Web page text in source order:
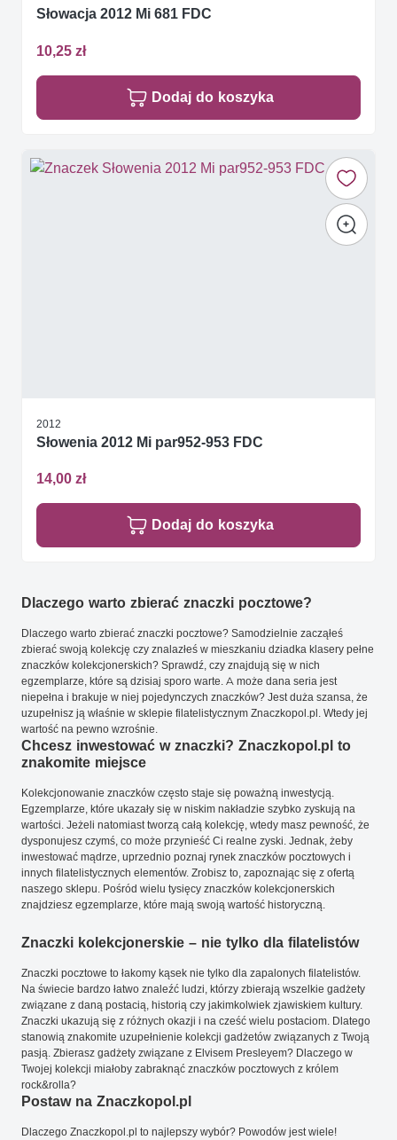
Słowacja 2012 Mi 681 FDC
10,25 zł
Dodaj do koszyka
2012
Słowenia 2012 Mi par952-953 FDC
14,00 zł
Dodaj do koszyka
Dlaczego warto zbierać znaczki pocztowe?
Dlaczego warto zbierać znaczki pocztowe? Samodzielnie zacząłeś
zbierać swoją kolekcję czy znalazłeś w mieszkaniu dziadka klasery pełne
znaczków kolekcjonerskich? Sprawdź, czy znajdują się w nich
egzemplarze, które są dzisiaj sporo warte. A może dana seria jest
niepełna i brakuje w niej pojedynczych znaczków? Jest duża szansa, że
uzupełnisz ją właśnie w sklepie filatelistycznym Znaczkopol.pl. Wtedy jej
wartość na pewno wzrośnie.
Chcesz inwestować w znaczki? Znaczkopol.pl to
znakomite miejsce
Kolekcjonowanie znaczków często staje się poważną inwestycją.
Egzemplarze, które ukazały się w niskim nakładzie szybko zyskują na
wartości. Jeżeli natomiast tworzą całą kolekcję, wtedy masz pewność, że
dysponujesz czymś, co może przynieść Ci realne zyski. Jednak, żeby
inwestować mądrze, uprzednio poznaj rynek znaczków pocztowych i
innych filatelistycznych elementów. Zrobisz to, zapoznając się z ofertą
naszego sklepu. Pośród wielu tysięcy znaczków kolekcjonerskich
znajdziesz egzemplarze, które mają swoją wartość historyczną.
Znaczki kolekcjonerskie – nie tylko dla filatelistów
Znaczki pocztowe to łakomy kąsek nie tylko dla zapalonych filatelistów.
Na świecie bardzo łatwo znaleźć ludzi, którzy zbierają wszelkie gadżety
związane z daną postacią, historią czy jakimkolwiek zjawiskiem kultury.
Znaczki ukazują się z różnych okazji i na cześć wielu postaciom. Dlatego
stanowią znakomite uzupełnienie kolekcji gadżetów związanych z Twoją
pasją. Zbierasz gadżety związane z Elvisem Presleyem? Dlaczego w
Twojej kolekcji miałoby zabraknąć znaczków pocztowych z królem
rock&rolla?
Postaw na Znaczkopol.pl
Dlaczego Znaczkopol.pl to najlepszy wybór? Powodów jest wiele!